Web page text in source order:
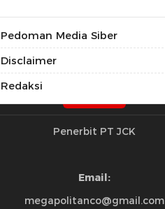
Pedoman Media Siber
Disclaimer
Redaksi
Penerbit PT JCK
Email:
megapolitanco@gmail.com